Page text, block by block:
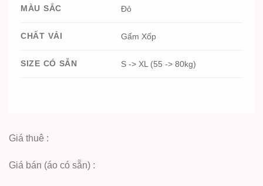
MÀU SẮC Đỏ
CHẤT VẢI Gấm Xốp
SIZE CÓ SẴN S -> XL (55 -> 80kg)
Giá thuê :
Giá bán (áo có sẵn) :